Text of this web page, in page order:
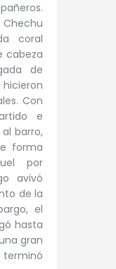
coral
cabeza
de
Con
e
barro,
forma
por
avivó
de la
el
hasta
gran
terminó